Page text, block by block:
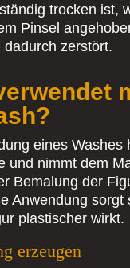
trocken ist,
Pinsel
dadurch zerstört.
eines Washes
und nimmt dem
Bemalung der
Anwendung sorgt
plastischer wirkt.
erzeugen